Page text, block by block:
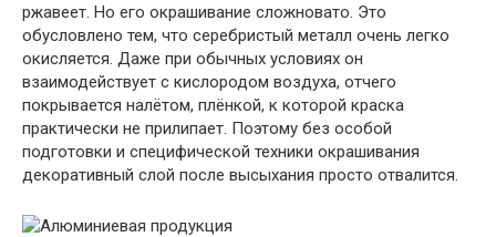
ржавеет. Но его окрашивание сложновато. Это
обусловлено тем, что серебристый металл очень легко
окисляется. Даже при обычных условиях он
взаимодействует с кислородом воздуха, отчего
покрывается налётом, плёнкой, к которой краска
практически не прилипает. Поэтому без особой
подготовки и специфической техники окрашивания
декоративный слой после высыхания просто отвалится.